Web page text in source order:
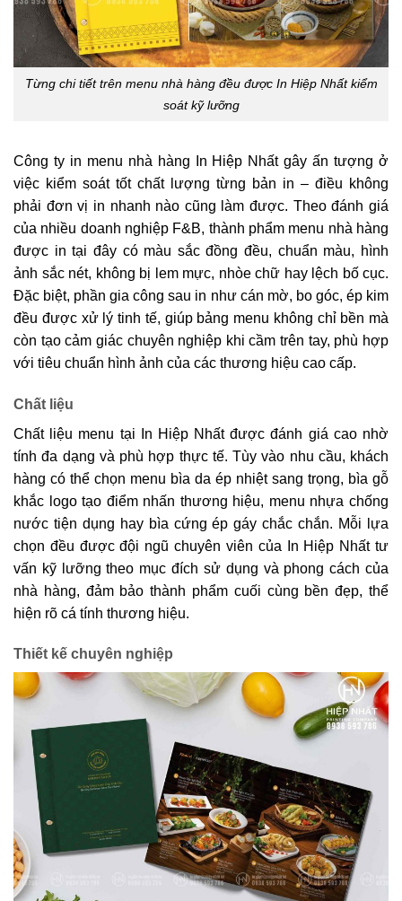
Từng chi tiết trên menu nhà hàng đều được In Hiệp Nhất kiểm
soát kỹ lưỡng
Công ty in menu nhà hàng In Hiệp Nhất gây ấn tượng ở
việc kiểm soát tốt chất lượng từng bản in – điều không
phải đơn vị in nhanh nào cũng làm được. Theo đánh giá
của nhiều doanh nghiệp F&B, thành phẩm menu nhà hàng
được in tại đây có màu sắc đồng đều, chuẩn màu, hình
ảnh sắc nét, không bị lem mực, nhòe chữ hay lệch bố cục.
Đặc biệt, phần gia công sau in như cán mờ, bo góc, ép kim
đều được xử lý tinh tế, giúp bảng menu không chỉ bền mà
còn tạo cảm giác chuyên nghiệp khi cầm trên tay, phù hợp
với tiêu chuẩn hình ảnh của các thương hiệu cao cấp.
Chất liệu
Chất liệu menu tại In Hiệp Nhất được đánh giá cao nhờ
tính đa dạng và phù hợp thực tế. Tùy vào nhu cầu, khách
hàng có thể chọn menu bìa da ép nhiệt sang trọng, bìa gỗ
khắc logo tạo điểm nhấn thương hiệu, menu nhựa chống
nước tiện dụng hay bìa cứng ép gáy chắc chắn. Mỗi lựa
chọn đều được đội ngũ chuyên viên của In Hiệp Nhất tư
vấn kỹ lưỡng theo mục đích sử dụng và phong cách của
nhà hàng, đảm bảo thành phẩm cuối cùng bền đẹp, thể
hiện rõ cá tính thương hiệu.
Thiết kế chuyên nghiệp